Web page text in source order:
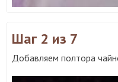
Шаг 2 из 7
Добавляем полтора